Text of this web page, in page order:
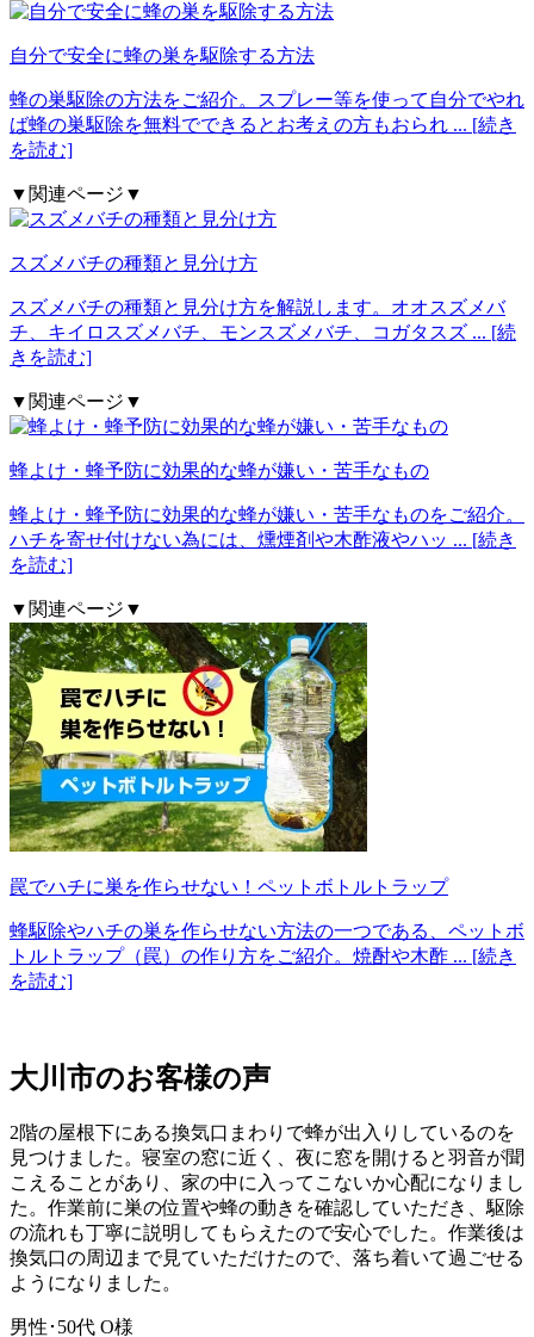
自分で安全に蜂の巣を駆除する方法
蜂の巣駆除の方法をご紹介。スプレー等を使って自分でやれ
ば蜂の巣駆除を無料でできるとお考えの方もおられ ... [続き
を読む]
▼関連ページ▼
スズメバチの種類と見分け方
スズメバチの種類と見分け方を解説します。オオスズメバ
チ、キイロスズメバチ、モンスズメバチ、コガタスズ ... [続
きを読む]
▼関連ページ▼
蜂よけ・蜂予防に効果的な蜂が嫌い・苦手なもの
蜂よけ・蜂予防に効果的な蜂が嫌い・苦手なものをご紹介。
ハチを寄せ付けない為には、燻煙剤や木酢液やハッ ... [続き
を読む]
▼関連ページ▼
罠でハチに巣を作らせない！ペットボトルトラップ
蜂駆除やハチの巣を作らせない方法の一つである、ペットボ
トルトラップ（罠）の作り方をご紹介。焼酎や木酢 ... [続き
を読む]
大川市のお客様の声
2階の屋根下にある換気口まわりで蜂が出入りしているのを
見つけました。寝室の窓に近く、夜に窓を開けると羽音が聞
こえることがあり、家の中に入ってこないか心配になりまし
た。作業前に巣の位置や蜂の動きを確認していただき、駆除
の流れも丁寧に説明してもらえたので安心でした。作業後は
換気口の周辺まで見ていただけたので、落ち着いて過ごせる
ようになりました。
男性･50代 O様